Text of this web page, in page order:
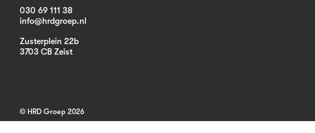
030 69 111 38
info@hrdgroep.nl
Zusterplein 22b
3703 CB Zeist
© HRD Groep 2026